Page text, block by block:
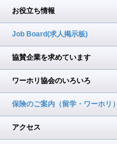
お役立ち情報
Job Board(求人掲示板)
協賛企業を求めています
ワーホリ協会のいろいろ
保険のご案内（留学・ワーホリ）
アクセス